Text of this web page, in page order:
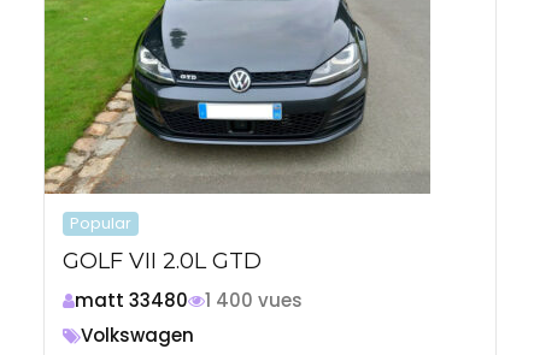
Popular
GOLF VII 2.0L GTD
matt 33480
1 400 vues
Volkswagen